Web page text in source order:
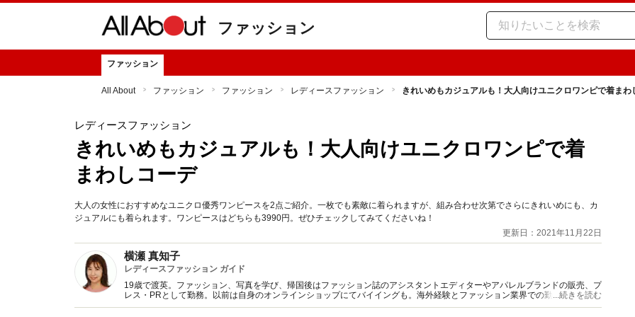
ファッション
ファッション
All About ファッション ファッション レディースファッション きれいめもカジュアルも！大人向けユニクロワンピで着まわ
レディースファッション
きれいめもカジュアルも！大人向けユニクロワンピで着
まわしコーデ
大人の女性におすすめなユニクロ優秀ワンピースを2点ご紹介。一枚でも素敵に着られますが、組み合わせ次第でさらにきれいめにも、カ
ジュアルにも着られます。ワンピースはどちらも3990円。ぜひチェックしてみてくださいね！
更新日：2021年11月22日
横瀬 真知子
レディースファッション ガイド
19歳で渡英。ファッション、写真を学び、帰国後はファッション誌のアシスタントエディターやアパレルブランドの販売、プ
レス・PRとして勤務。以前は自身のオンラインショップにてバイイングも。海外経験とファッション業界での勤務経験から
得た知識をもとに、フレッシュなファッション情報をご提供します。
...続きを読む